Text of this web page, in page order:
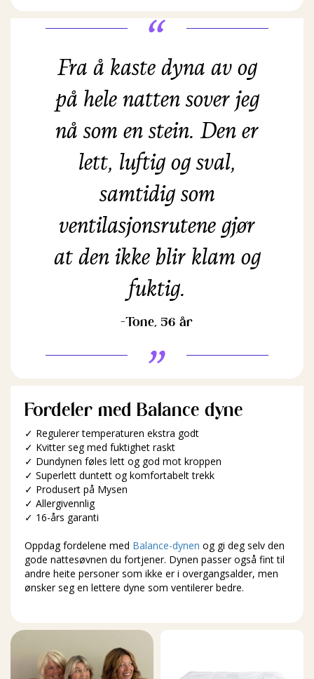
Fra å kaste dyna av og
på hele natten sover jeg
nå som en stein. Den er
lett, luftig og sval,
samtidig som
ventilasjonsrutene gjør
at den ikke blir klam og
fuktig.
-Tone, 56 år
Fordeler med Balance dyne
✓ Regulerer temperaturen ekstra godt
✓ Kvitter seg med fuktighet raskt
✓ Dundynen føles lett og god mot kroppen
✓ Superlett duntett og komfortabelt trekk
✓ Produsert på Mysen
✓ Allergivennlig
✓ 16-års garanti
Oppdag fordelene med Balance-dynen og gi deg selv den
gode nattesøvnen du fortjener. Dynen passer også fint til
andre heite personer som ikke er i overgangsalder, men
ønsker seg en lettere dyne som ventilerer bedre.